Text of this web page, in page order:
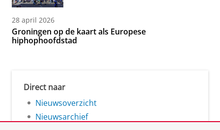
28 april 2026
Groningen op de kaart als Europese
hiphophoofdstad
Direct naar
Nieuwsoverzicht
Nieuwsarchief